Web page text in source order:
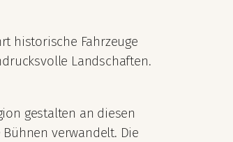
historische Fahrzeuge
Landschaften.
gestalten an diesen
verwandelt. Die